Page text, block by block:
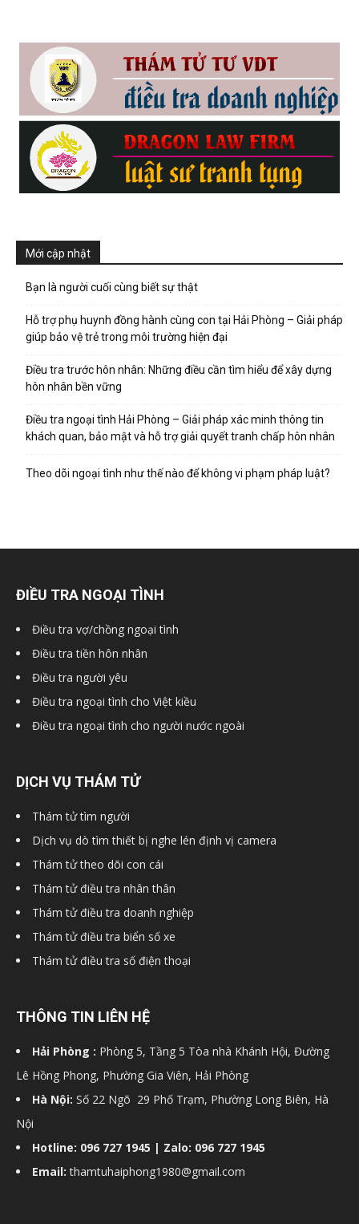
Mới cập nhật
Bạn là người cuối cùng biết sự thật
Hỗ trợ phụ huynh đồng hành cùng con tại Hải Phòng – Giải pháp
giúp bảo vệ trẻ trong môi trường hiện đại
Điều tra trước hôn nhân: Những điều cần tìm hiểu để xây dựng
hôn nhân bền vững
Điều tra ngoại tình Hải Phòng – Giải pháp xác minh thông tin
khách quan, bảo mật và hỗ trợ giải quyết tranh chấp hôn nhân
Theo dõi ngoại tình như thế nào để không vi phạm pháp luật?
ĐIỀU TRA NGOẠI TÌNH
Điều tra vợ/chồng ngoại tình
Điều tra tiền hôn nhân
Điều tra người yêu
Điều tra ngoại tình cho Việt kiều
Điều tra ngoại tình cho người nước ngoài
DỊCH VỤ THÁM TỬ
Thám tử tìm người
Dịch vụ dò tìm thiết bị nghe lén định vị camera
Thám tử theo dõi con cái
Thám tử điều tra nhân thân
Thám tử điều tra doanh nghiệp
Thám tử điều tra biển số xe
Thám tử điều tra số điện thoại
THÔNG TIN LIÊN HỆ
Hải Phòng : Phòng 5, Tầng 5 Tòa nhà Khánh Hội, Đường
Lê Hồng Phong, Phường Gia Viên, Hải Phòng
Hà Nội: Số 22 Ngõ 29 Phố Trạm, Phường Long Biên, Hà
Nội
Hotline: 096 727 1945 | Zalo: 096 727 1945
Email: thamtuhaiphong1980@gmail.com